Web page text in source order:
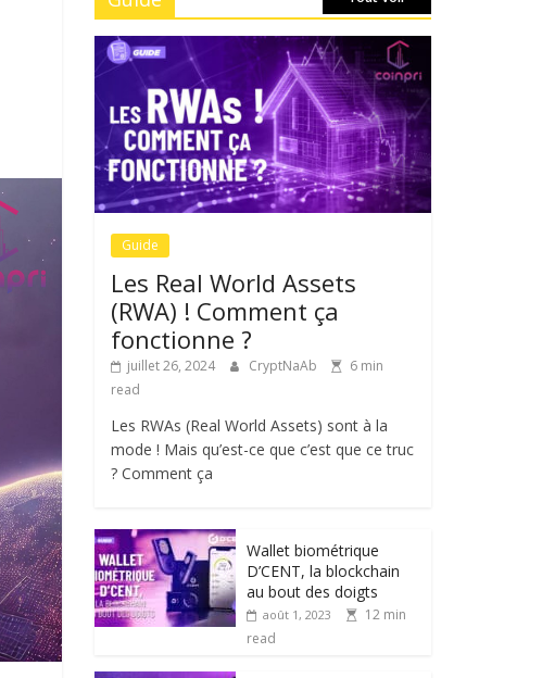
Guide
Les Real World Assets
(RWA) ! Comment ça
fonctionne ?
juillet 26, 2024 CryptNaAb
6 min
read
Les RWAs (Real World Assets) sont à la
mode ! Mais qu’est-ce que c’est que ce truc
? Comment ça
Wallet biométrique
D’CENT, la blockchain
au bout des doigts
août 1, 2023
12 min
read